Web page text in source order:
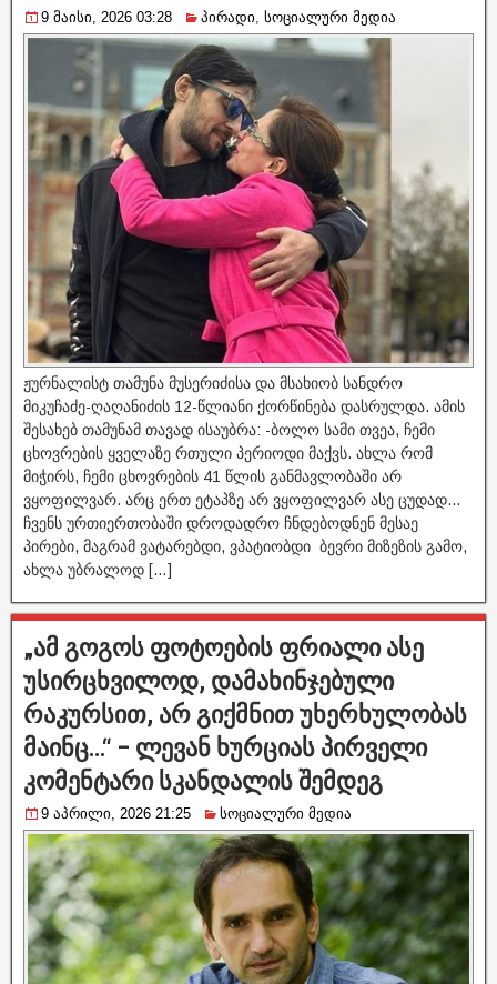
9 მაისი, 2026 03:28 პირადი, სოციალური მედია
ჟურნალისტ თამუნა მუსერიძისა და მსახიობ სანდრო
მიკუჩაძე-ღაღანიძის 12-წლიანი ქორწინება დასრულდა. ამის
შესახებ თამუნამ თავად ისაუბრა: -ბოლო სამი თვეა, ჩემი
ცხოვრების ყველაზე რთული პერიოდი მაქვს. ახლა რომ
მიჭირს, ჩემი ცხოვრების 41 წლის განმავლობაში არ
ვყოფილვარ. არც ერთ ეტაპზე არ ვყოფილვარ ასე ცუდად…
ჩვენს ურთიერთობაში დროდადრო ჩნდებოდნენ მესაე
პირები, მაგრამ ვატარებდი, ვპატიობდი ბევრი მიზეზის გამო,
ახლა უბრალოდ […]
„ამ გოგოს ფოტოების ფრიალი ასე
უსირცხვილოდ, დამახინჯებული
რაკურსით, არ გიქმნით უხერხულობას
მაინც…“ – ლევან ხურციას პირველი
კომენტარი სკანდალის შემდეგ
9 აპრილი, 2026 21:25 სოციალური მედია